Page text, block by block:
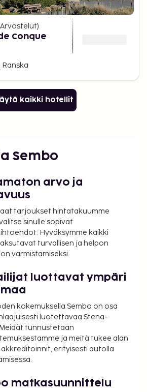
Arvostelut)
Conque
Ranska
kaikki hotellit
Sembo
arvo ja
tarjoukset hintatakuumme
sinulle sopivat
Hyväksymme kaikki
turvallisen ja helpon
varmistamiseksi.
luottavat ympäri
kokemuksella Sembo on osa
luotettavaa Stena-
tunnustetaan
ja meitä tukee alan
erityisesti autolla
matkasuunnittelu